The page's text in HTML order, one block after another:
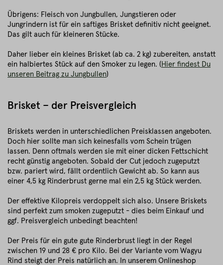
Übrigens: Fleisch von Jungbullen, Jungstieren oder
Jungrindern ist für ein saftiges Brisket definitiv nicht geeignet.
Das gilt auch für kleineren Stücke.
Daher lieber ein kleines Brisket (ab ca. 2 kg) zubereiten, anstatt
ein halbiertes Stück auf den Smoker zu legen. ( Hier findest Du
unseren Beitrag zu Jungbullen)
Brisket – der Preisvergleich
Briskets werden in unterschiedlichen Preisklassen angeboten.
Doch hier sollte man sich keinesfalls vom Schein trügen
lassen. Denn oftmals werden sie mit einer dicken Fettschicht
recht günstig angeboten. Sobald der Cut jedoch zugeputzt
bzw. pariert wird, fällt ordentlich Gewicht ab. So kann aus
einer 4,5 kg Rinderbrust gerne mal ein 2,5 kg Stück werden.
Der effektive Kilopreis verdoppelt sich also. Unsere Briskets
sind perfekt zum smoken zugeputzt - dies beim Einkauf und
ggf. Preisvergleich unbedingt beachten!
Der Preis für ein gute gute Rinderbrust liegt in der Regel
zwischen 19 und 28 € pro Kilo. Bei der Variante vom Wagyu
Rind steigt der Preis natürlich an. In unserem Onlineshop